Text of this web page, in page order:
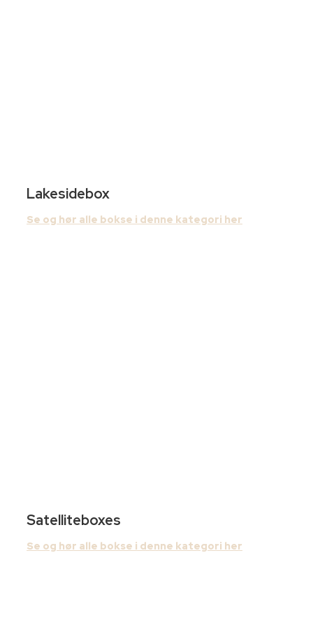
Lakesidebox
Se og hør alle bokse i denne kategori her
Satelliteboxes
Se og hør alle bokse i denne kategori her